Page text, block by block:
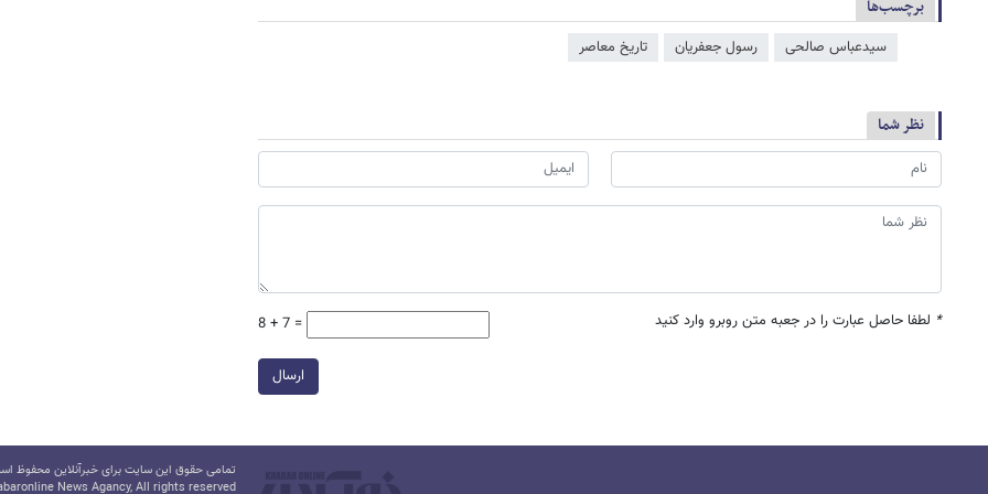
برچسب‌ها
سیدعباس صالحی رسول جعفریان تاریخ معاصر
نظر شما
* لطفا حاصل عبارت را در جعبه متن روبرو وارد کنید 8 + 7 =
ارسال
تمامی حقوق این سایت برای خبرآنلاین محفوظ
News Agancy, All rights reserved